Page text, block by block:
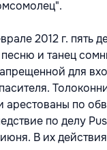
2012 г. пять
и танец
для
арестованы по
по делу
В их